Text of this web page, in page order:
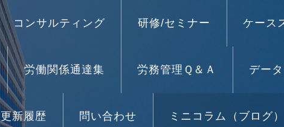
コンサルティング 研修/セミナー ケース
労働関係通達集 労務管理Ｑ＆Ａ デー
更新履歴 問い合わせ ミニコラム（ブログ）